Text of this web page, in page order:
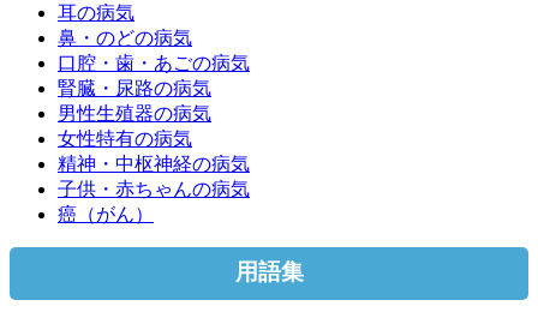
耳の病気
鼻・のどの病気
口腔・歯・あごの病気
腎臓・尿路の病気
男性生殖器の病気
女性特有の病気
精神・中枢神経の病気
子供・赤ちゃんの病気
癌（がん）
用語集